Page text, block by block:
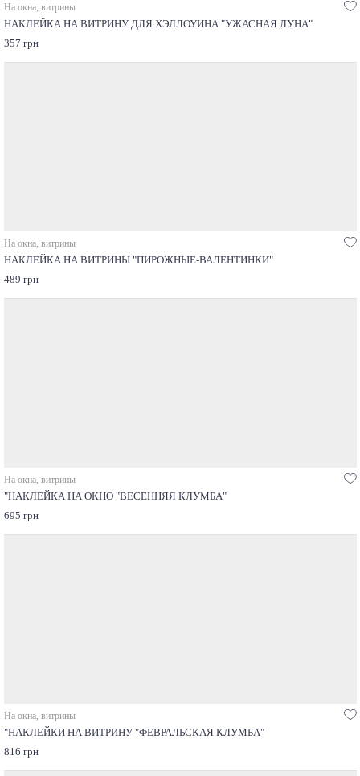
На окна, витрины
НАКЛЕЙКА НА ВИТРИНУ ДЛЯ ХЭЛЛОУИНА "УЖАСНАЯ ЛУНА"
357 грн
На окна, витрины
НАКЛЕЙКА НА ВИТРИНЫ "ПИРОЖНЫЕ-ВАЛЕНТИНКИ"
489 грн
На окна, витрины
"НАКЛЕЙКА НА ОКНО "ВЕСЕННЯЯ КЛУМБА"
695 грн
На окна, витрины
"НАКЛЕЙКИ НА ВИТРИНУ "ФЕВРАЛЬСКАЯ КЛУМБА"
816 грн